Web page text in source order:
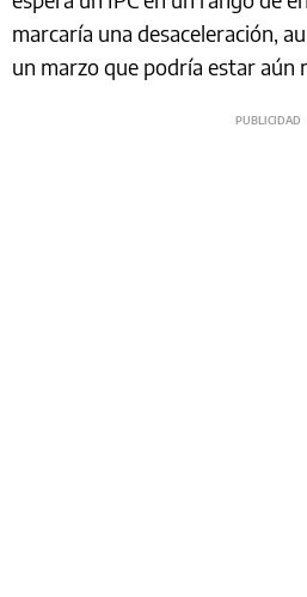
marcaría una desaceleración,
un marzo que podría estar aún